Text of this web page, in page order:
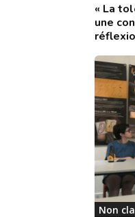
« La
une
Non